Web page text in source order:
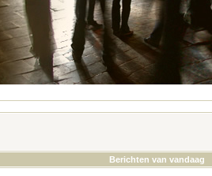
Berichten van vandaag